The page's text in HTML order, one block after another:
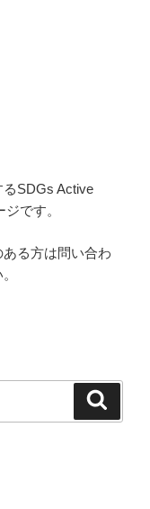
るSDGs Active
です。
る方は問い合わ